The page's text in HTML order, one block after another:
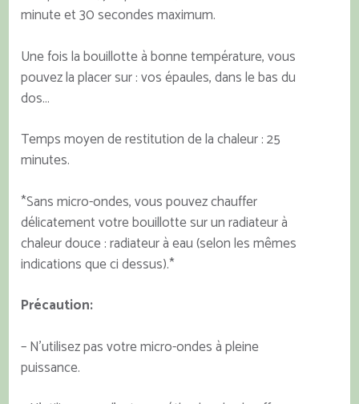
minute et 30 secondes maximum.
Une fois la bouillotte à bonne température, vous
pouvez la placer sur : vos épaules, dans le bas du
dos…
Temps moyen de restitution de la chaleur : 25
minutes.
*Sans micro-ondes, vous pouvez chauffer
délicatement votre bouillotte sur un radiateur à
chaleur douce : radiateur à eau (selon les mêmes
indications que ci dessus).*
Précaution:
– N’utilisez pas votre micro-ondes à pleine
puissance.